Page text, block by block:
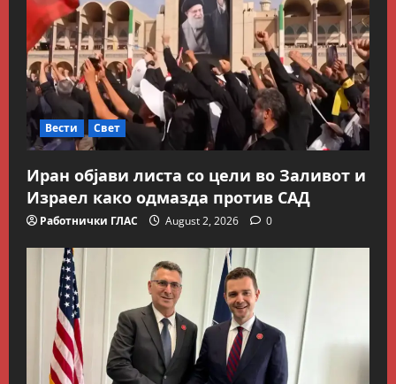
Вести Свет
Иран објави листа со цели во Заливот и
Израел како одмазда против САД
Работнички ГЛАС August 2, 2026 0